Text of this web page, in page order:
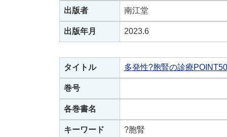
出版者 南江堂
出版年月 2023.6
タイトル 多発性?胞腎の診療POINT50
巻号
各巻書名
キーワード ?胞腎